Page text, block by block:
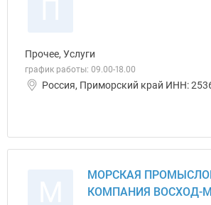
Прочее, Услуги
график работы: 09.00-18.00
Россия, Приморский край ИНН:
МОРСКАЯ
КОМПАНИЯ ВОСХОД-